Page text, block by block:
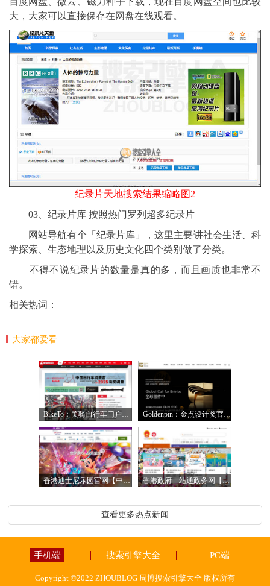
大，大家可以直接保存在网盘在线观看。
纪录片天地搜索结果缩略图2
03、纪录片库 按照热门罗列超多纪录片
网站导航有个「纪录片库」，这里主要讲社会生活、科
学探索、生态地理以及历史文化四个类别做了分类。
不得不说纪录片的数量是真的多，而且画质也非常不
错。
相关热词：
大家都爱看
BikeTo：美骑自行车门户网【中国】 Goldenpin：金点设计奖官网【中国】
香港迪士尼乐园官网【中国】 香港政府一站通政务网【中国】
查看更多热点新闻
手机端 搜索引擎大全 PC端
Copyright ©2022 ZHOUBLOG 周博搜索引擎大全 版权所有